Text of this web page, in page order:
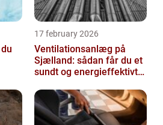
17 february 2026
Ventilationsanlæg på
Sjælland: sådan får du et
sundt og energieffektivt